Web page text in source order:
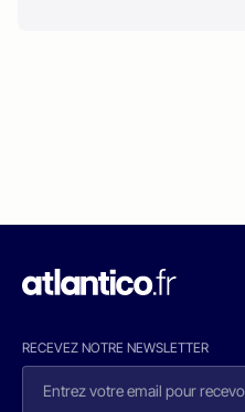
RECEVEZ NOTRE NEWSLETTER